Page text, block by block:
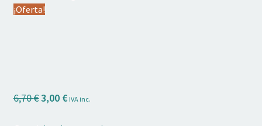
¡Oferta!
6,70€ El
3,00 €ElIVA inc.